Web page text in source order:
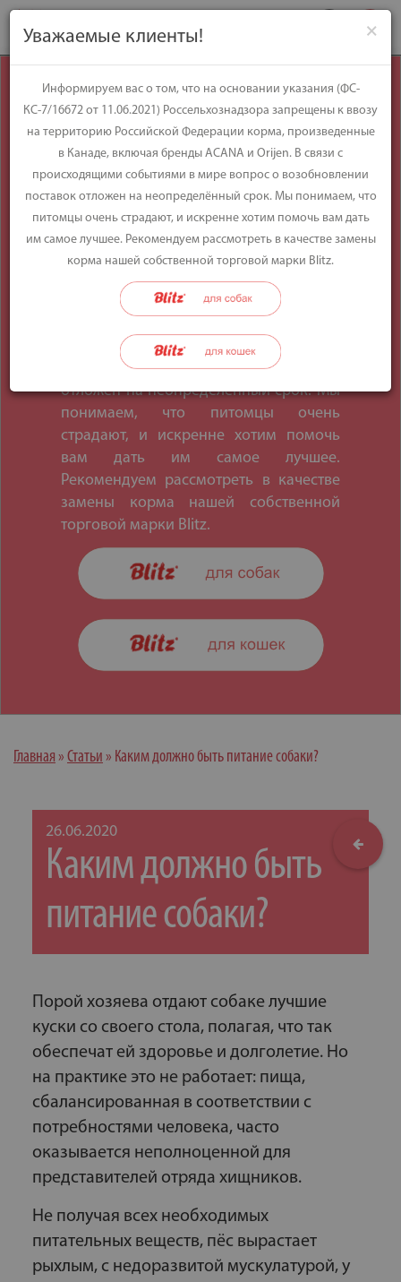
Уважаемые
клиенты!
Информируем вас о том, что на
основании указания (ФС-КС-7/16672 от
11.06.2021) Россельхознадзора
запрещены к ввозу на территорию
Российской Федерации корма,
произведенные в Канаде, включая
происходящими событиями в мире
вопрос о возобновлении поставок
отложен на неопределённый срок. Мы
понимаем, что питомцы очень
страдают, и искренне хотим помочь
вам дать им самое лучшее.
Рекомендуем рассмотреть в качестве
замены корма нашей собственной
торговой марки Blitz.
Главная » Статьи » Каким должно быть питание собаки?
26.06.2020
Каким должно быть
питание собаки?
Порой хозяева отдают собаке лучшие
куски со своего стола, полагая, что так
обеспечат ей здоровье и долголетие. Но
на практике это не работает: пища,
сбалансированная в соответствии с
потребностями человека, часто
оказывается неполноценной для
представителей отряда хищников.
Не получая всех необходимых
питательных веществ, пёс вырастает
рыхлым, с недоразвитой мускулатурой, у
×
Уважаемые клиенты!
Информируем вас о том, что на основании указания (ФС-
КС-7/16672 от 11.06.2021) Россельхознадзора запрещены к ввозу
на территорию Российской Федерации корма, произведенные
в Канаде, включая бренды ACANA и Orijen. В связи с
происходящими событиями в мире вопрос о возобновлении
поставок отложен на неопределённый срок. Мы понимаем, что
питомцы очень страдают, и искренне хотим помочь вам дать
им самое лучшее. Рекомендуем рассмотреть в качестве замены
корма нашей собственной торговой марки Blitz.